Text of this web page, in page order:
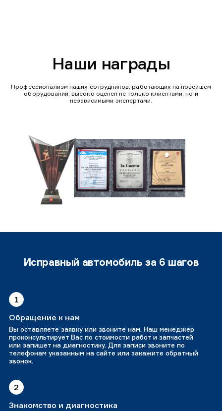
Наши награды
Профессионализм наших сотрудников, работающих на новейшем
оборудовании, высоко оценен не только клиентами, но и
независимыми экспертами.
Исправный автомобиль за 6 шагов
1
Обращение к нам
Вы оставляете заявку или звоните нам. Наш менеджер
проконсультирует Вас по стоимости работ и запчастей
или запишет на диагностику. Для записи звоните по
телефонам указанным на сайте или закажите обратный
звонок.
2
Знакомство и диагностика